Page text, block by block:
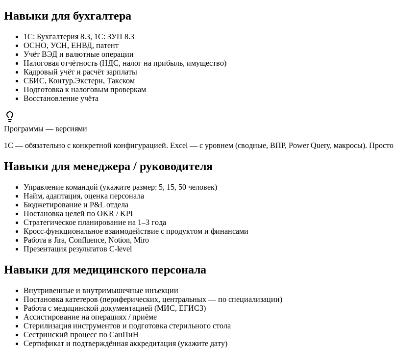
Навыки для бухгалтера
1С: Бухгалтерия 8.3, 1С: ЗУП 8.3
ОСНО, УСН, ЕНВД, патент
Учёт ВЭД и валютные операции
Налоговая отчётность (НДС, налог на прибыль, имущество)
Кадровый учёт и расчёт зарплаты
СБИС, Контур.Экстерн, Такском
Подготовка к налоговым проверкам
Восстановление учёта
Программы — версиями
1С — обязательно с конкретной конфигурацией. Excel — с уровнем (сводные, ВПР, Power Query, макросы). Просто
Навыки для менеджера / руководителя
Управление командой (укажите размер: 5, 15, 50 человек)
Найм, адаптация, оценка персонала
Бюджетирование и P&L отдела
Постановка целей по OKR / KPI
Стратегическое планирование на 1–3 года
Кросс-функциональное взаимодействие с продуктом и финансами
Работа в Jira, Confluence, Notion, Miro
Презентация результатов C-level
Навыки для медицинского персонала
Внутривенные и внутримышечные инъекции
Постановка катетеров (периферических, центральных — по специализации)
Работа с медицинской документацией (МИС, ЕГИСЗ)
Ассистирование на операциях / приёме
Стерилизация инструментов и подготовка стерильного стола
Сестринский процесс по СанПиН
Сертификат и подтверждённая аккредитация (укажите дату)